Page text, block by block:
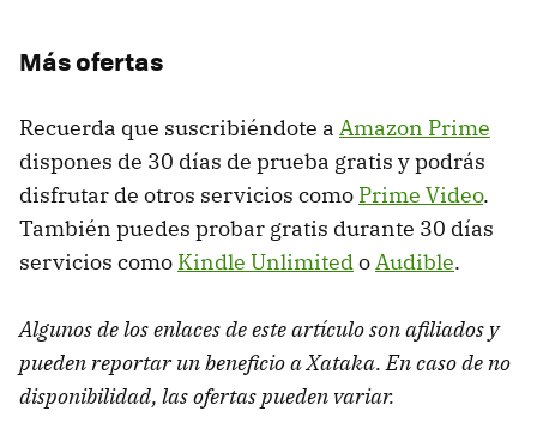
Más ofertas
Recuerda que suscribiéndote a Amazon Prime
dispones de 30 días de prueba gratis y podrás
disfrutar de otros servicios como Prime Video.
También puedes probar gratis durante 30 días
servicios como Kindle UnlimitedoAudible.
Algunos de los enlaces de este artículo son afiliados y
pueden reportar un beneficio a Xataka. En caso de no
disponibilidad, las ofertas pueden variar.